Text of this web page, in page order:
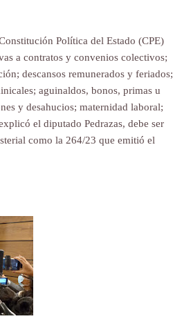
Política del Estado (CPE)
a contratos y convenios colectivos;
descansos remunerados y feriados;
aguinaldos, bonos, primas u
y desahucios; maternidad laboral;
el diputado Pedrazas, debe ser
como la 264/23 que emitió el